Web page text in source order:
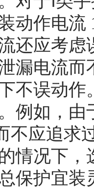
动作电流
还应考
漏电流
不误动
例如，
不应追求
情况下
保护宜